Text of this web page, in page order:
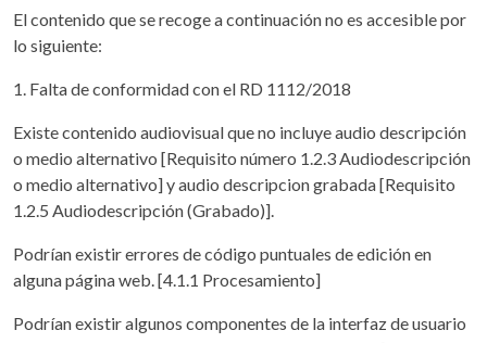
El contenido que se recoge a continuación no es accesible por
lo siguiente:
1. Falta de conformidad con el RD 1112/2018
Existe contenido audiovisual que no incluye audio descripción
o medio alternativo [Requisito número 1.2.3 Audiodescripción
o medio alternativo] y audio descripcion grabada [Requisito
1.2.5 Audiodescripción (Grabado)].
Podrían existir errores de código puntuales de edición en
alguna página web. [4.1.1 Procesamiento]
Podrían existir algunos componentes de la interfaz de usuario